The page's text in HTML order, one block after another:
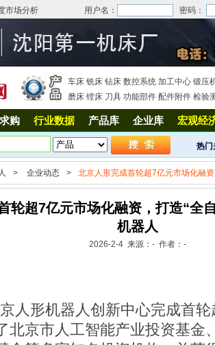
深度市场分析 用户名： 密码：
车床 铣床 钻床 数控系统 加工中心 锻压
磨床 镗床 刀具 功能部件 配件附件 检验
求购 行业数据 产品库 企业库 宏观经
热门
> 企业动态 > 北京人形完成首轮超7亿元市场化融
轮超7亿元市场化融资，打造“全
机器人
2026-2-4 来源：- 作者：-
人形机器人创新中心完成首轮
北京市人工智能产业投资基金